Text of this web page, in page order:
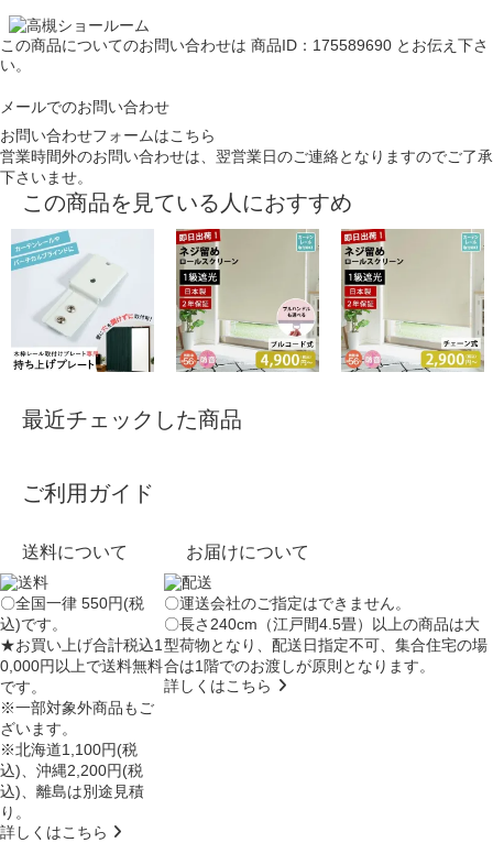
この商品についてのお問い合わせは 商品ID：175589690 とお伝え下さ
い。
メールでのお問い合わせ
お問い合わせフォームはこちら
営業時間外のお問い合わせは、翌営業日のご連絡となりますのでご了承
下さいませ。
この商品を見ている人におすすめ
最近チェックした商品
ご利用ガイド
送料について
〇全国一律 550円(税
込)です。
★お買い上げ合計税込1
0,000円以上で送料無料
です。
※一部対象外商品もご
ざいます。
※北海道1,100円(税
込)、沖縄2,200円(税
込)、離島は別途見積
り。
詳しくはこちら
お届けについて
〇運送会社のご指定はできません。
〇長さ240cm（江戸間4.5畳）以上の商品は大
型荷物となり、配送日指定不可 、集合住宅の場
合は1階でのお渡しが原則となります。
詳しくはこちら